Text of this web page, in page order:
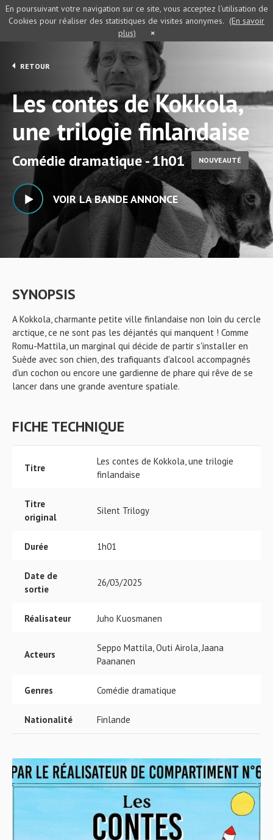
RETOUR
Les contes de Kokkola,
une trilogie finlandaise
Comédie dramatique - 1h01 NOUVEAUTÉ
VOIR LA BANDE ANNONCE
SYNOPSIS
A Kokkola, charmante petite ville finlandaise non loin du cercle
arctique, ce ne sont pas les déjantés qui manquent ! Comme
Romu-Mattila, un marginal qui décide de partir s'installer en
Suède avec son chien, des trafiquants d'alcool accompagnés
d'un cochon ou encore une gardienne de phare qui rêve de se
lancer dans une grande aventure spatiale.
FICHE TECHNIQUE
Titre
Les contes de Kokkola, une trilogie
finlandaise
Titre
original
Silent Trilogy
Durée 1h01
Date de
sortie
26/03/2025
Réalisateur Juho Kuosmanen
Acteurs
Seppo Mattila, Outi Airola, Jaana
Paananen
Genres Comédie dramatique
Nationalité Finlande
En poursuivant votre navigation sur ce site, vous acceptez l’utilisation de
Cookies pour réaliser des statistiques de visites anonymes. (En savoir
plus)
×